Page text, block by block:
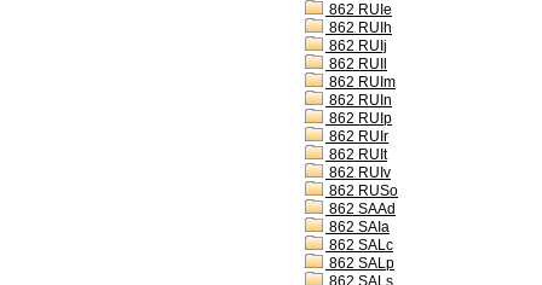
862 RUIe
862 RUIh
862 RUIj
862 RUIl
862 RUIm
862 RUIn
862 RUIp
862 RUIr
862 RUIt
862 RUIv
862 RUSo
862 SAAd
862 SAIa
862 SALc
862 SALp
862 SALs